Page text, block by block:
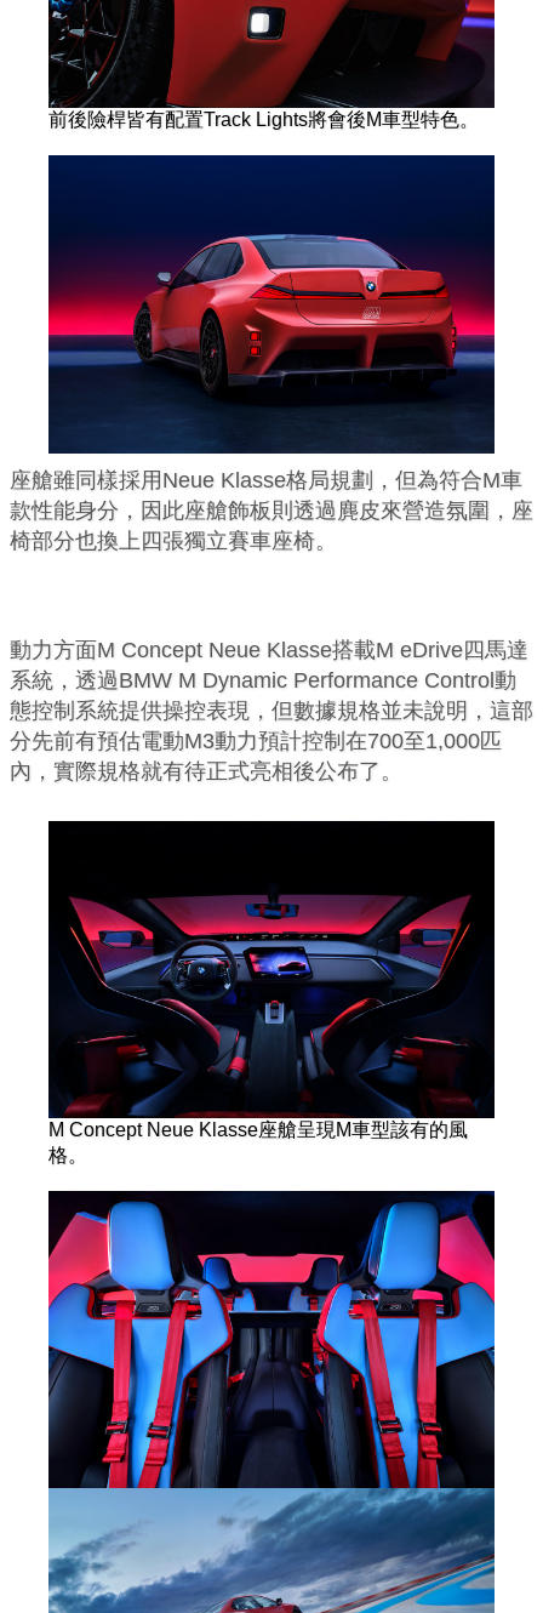
前後險桿皆有配置Track Lights將會後M車型特色。
座艙雖同樣採用Neue Klasse格局規劃，但為符合M車
款性能身分，因此座艙飾板則透過麂皮來營造氛圍，座
椅部分也換上四張獨立賽車座椅。
動力方面M Concept Neue Klasse搭載M eDrive四馬達
系統，透過BMW M Dynamic Performance Control動
態控制系統提供操控表現，但數據規格並未說明，這部
分先前有預估電動M3動力預計控制在700至1,000匹
內，實際規格就有待正式亮相後公布了。
M Concept Neue Klasse座艙呈現M車型該有的風
格。